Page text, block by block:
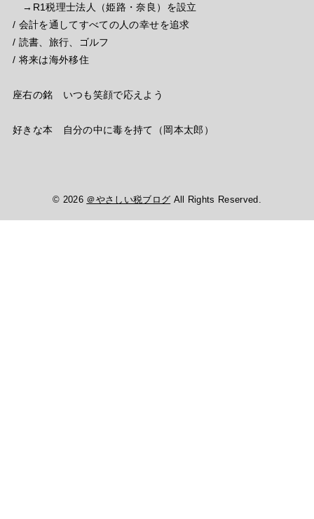
→R1税理士法人（姫路・奈良）を設立
/ 会計を通してすべての人の幸せを追求
/ 読書、旅行、ゴルフ
/ 将来は海外移住
座右の銘 いつも笑顔で応えよう
好きな本 自分の中に毒を持て（岡本太郎）
© 2026 ＠やさしい税ブログ All Rights Reserved.